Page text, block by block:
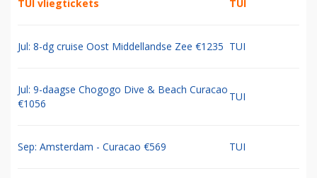
TUI vliegtickets TUI
Jul: 8-dg cruise Oost Middellandse Zee €1235 TUI
Jul: 9-daagse Chogogo Dive & Beach Curacao
€1056
TUI
Sep: Amsterdam - Curacao €569 TUI